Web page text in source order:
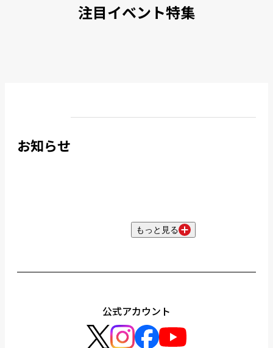
注目イベント特集
お知らせ
もっと見る
公式アカウント